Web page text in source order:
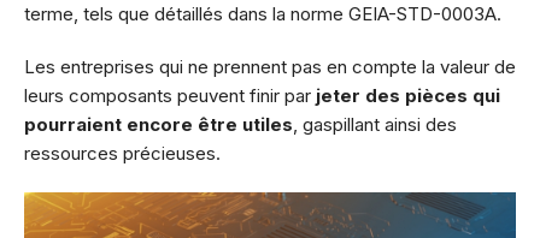
terme, tels que détaillés dans la norme GEIA-STD-0003A.
Les entreprises qui ne prennent pas en compte la valeur de
leurs composants peuvent finir par jeter des pièces qui
pourraient encore être utiles , gaspillant ainsi des
ressources précieuses.